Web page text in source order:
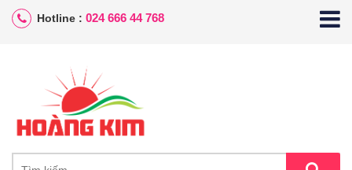
Hotline : 024 666 44 768